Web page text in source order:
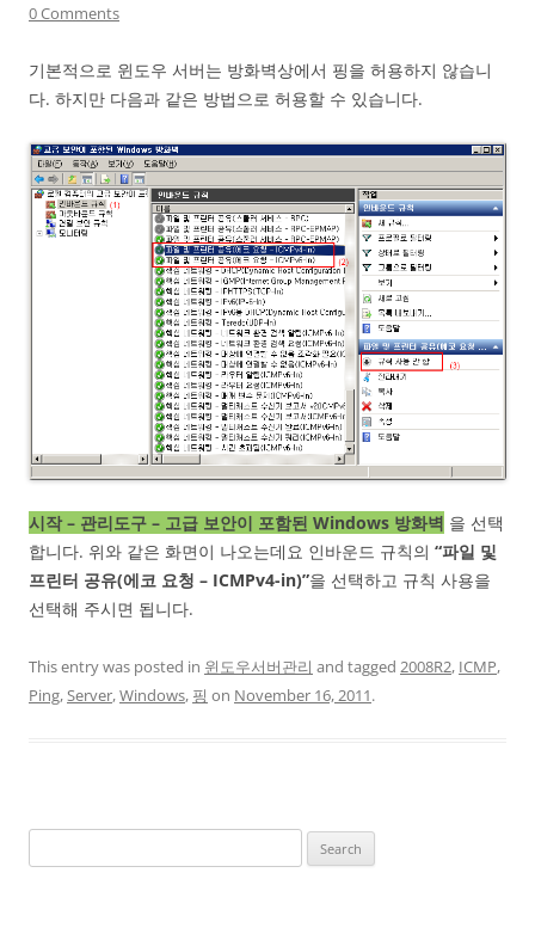
0 Comments
기본적으로 윈도우 서버는 방화벽상에서 핑을 허용하지 않습니
다. 하지만 다음과 같은 방법으로 허용할 수 있습니다.
시작 – 관리도구 – 고급 보안이 포함된 Windows 방화벽 을 선택
합니다. 위와 같은 화면이 나오는데요 인바운드 규칙의 “파일 및
프린터 공유(에코 요청 – ICMPv4-in)”을 선택하고 규칙 사용을
선택해 주시면 됩니다.
This entry was posted in 윈도우서버관리 and tagged 2008R2, ICMP,
Ping,Server,Windows, 핑 on November 16, 2011.
for: